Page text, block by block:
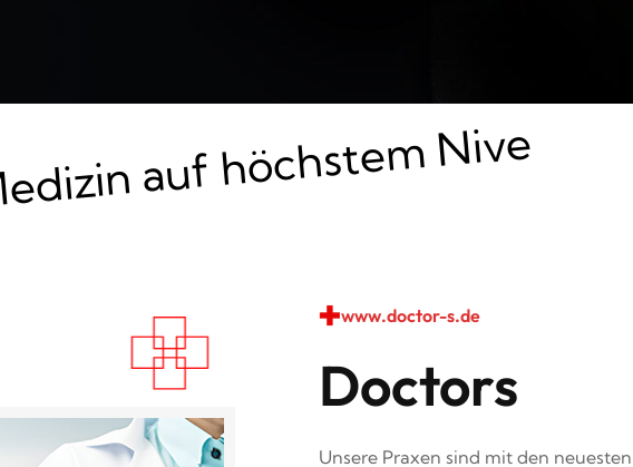
auf höchstem Niveau – mit modernster Technik
www.doctor-s.de
Doctors
Unsere Praxen sind mit den